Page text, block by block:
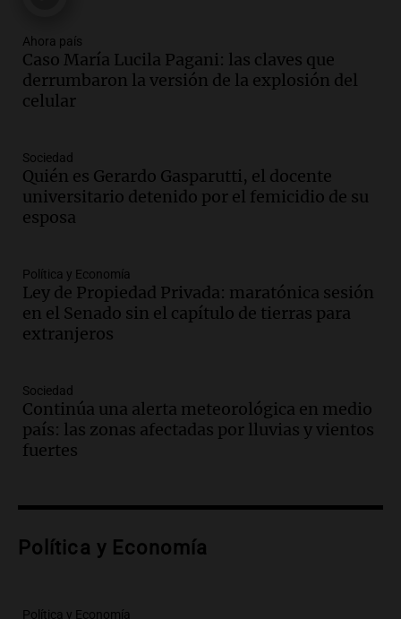
Audio.
El "Mono" de Kapanga
adelantó su show en Rosario.
Viva la Radio Rosario
Episodios
en suspenso a hombre por simular robo
de recaudación en San Luis
Panorama Federal
Episodios
ayuda por problemas de fertilidad y la
ostentación de millonarios
Amamos Argentina
Episodios
avanza con testimonios clave sobre el
accidente en Villa Dolores
Panorama Federal
tributo todos los jueves
Episodios
Ahora país
Caso María Lucila Pagani: las claves que
derrumbaron la versión de la explosión del
celular
Sociedad
Quién es Gerardo Gasparutti, el docente
universitario detenido por el femicidio de su
esposa
Política y Economía
Ley de Propiedad Privada: maratónica sesión
en el Senado sin el capítulo de tierras para
extranjeros
Sociedad
Continúa una alerta meteorológica en medio
país: las zonas afectadas por lluvias y vientos
fuertes
Política y Economía
Política y Economía